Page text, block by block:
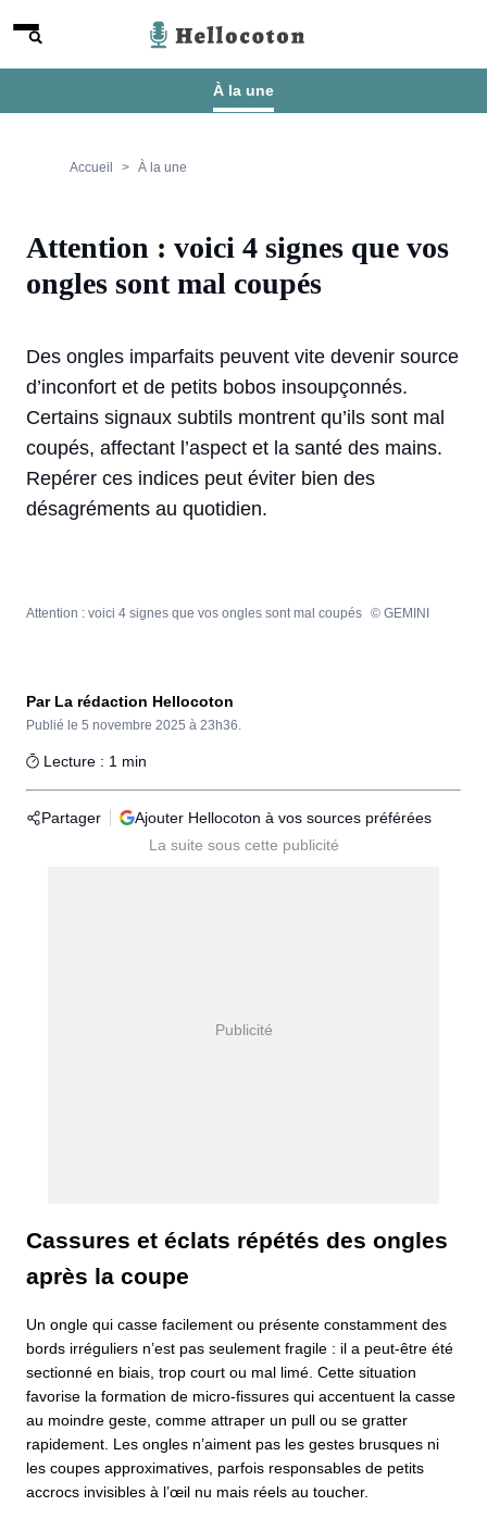
Menu
À la une
Accueil À la une
Attention : voici 4 signes que vos
ongles sont mal coupés
Des ongles imparfaits peuvent vite devenir source
d’inconfort et de petits bobos insoupçonnés.
Certains signaux subtils montrent qu’ils sont mal
coupés, affectant l’aspect et la santé des mains.
Repérer ces indices peut éviter bien des
désagréments au quotidien.
Attention : voici 4 signes que vos ongles sont mal coupés © GEMINI
Par La rédaction Hellocoton
Publié le 5 novembre 2025 à 23h36.
Lecture : 1 min
Partager Ajouter Hellocoton à vos sources préférées
Cassures et éclats répétés des ongles
après la coupe
Un ongle qui casse facilement ou présente constamment des
bords irréguliers n’est pas seulement fragile : il a peut-être été
sectionné en biais, trop court ou mal limé. Cette situation
favorise la formation de micro-fissures qui accentuent la casse
au moindre geste, comme attraper un pull ou se gratter
rapidement. Les ongles n’aiment pas les gestes brusques ni
les coupes approximatives, parfois responsables de petits
accrocs invisibles à l’œil nu mais réels au toucher.